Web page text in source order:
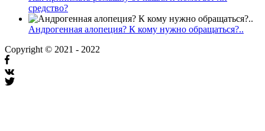
средство?
Андрогенная алопеция? К кому нужно обращаться?..
Copyright © 2021 - 2022